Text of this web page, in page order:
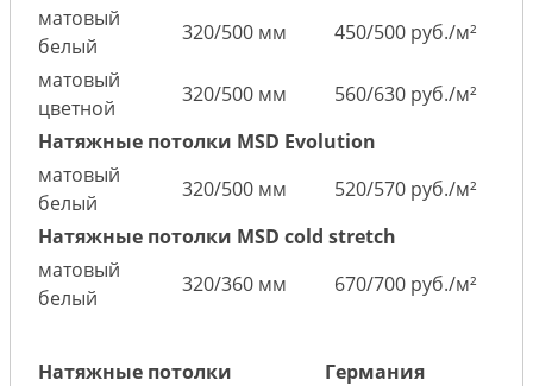
матовый
белый
320/500 мм
450/500 руб./м²
матовый
цветной
320/500 мм
560/630 руб./м²
Натяжные потолки MSD Evolution
матовый
белый
320/500 мм
520/570 руб./м²
Натяжные потолки MSD cold stretch
матовый
белый
320/360 мм 670/700 руб./м²
Натяжные потолки
Германия